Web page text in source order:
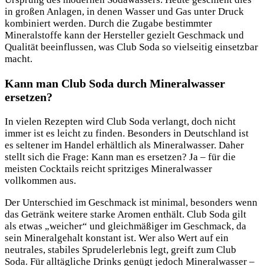
in großen Anlagen, in denen Wasser und Gas unter Druck
kombiniert werden. Durch die Zugabe bestimmter
Mineralstoffe kann der Hersteller gezielt Geschmack und
Qualität beeinflussen, was Club Soda so vielseitig einsetzbar
macht.
Kann man Club Soda durch Mineralwasser
ersetzen?
In vielen Rezepten wird Club Soda verlangt, doch nicht
immer ist es leicht zu finden. Besonders in Deutschland ist
es seltener im Handel erhältlich als Mineralwasser. Daher
stellt sich die Frage: Kann man es ersetzen? Ja – für die
meisten Cocktails reicht spritziges Mineralwasser
vollkommen aus.
Der Unterschied im Geschmack ist minimal, besonders wenn
das Getränk weitere starke Aromen enthält. Club Soda gilt
als etwas „weicher“ und gleichmäßiger im Geschmack, da
sein Mineralgehalt konstant ist. Wer also Wert auf ein
neutrales, stabiles Sprudelerlebnis legt, greift zum Club
Soda. Für alltägliche Drinks genügt jedoch Mineralwasser –